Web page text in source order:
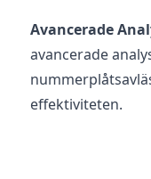
Avancerade
avancerade
effektiviteten.